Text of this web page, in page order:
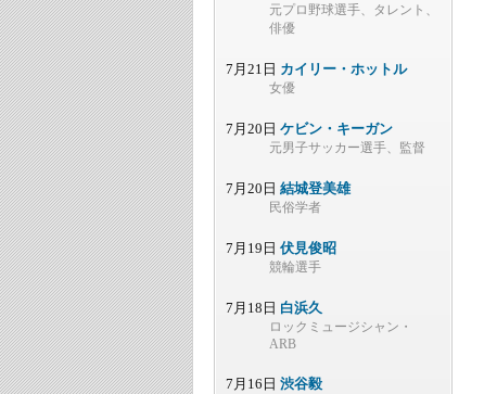
元プロ野球選手、タレント、
俳優
7月21日 カイリー・ホットル
女優
7月20日 ケビン・キーガン
元男子サッカー選手、監督
7月20日 結城登美雄
民俗学者
7月19日 伏見俊昭
競輪選手
7月18日 白浜久
ロックミュージシャン・
ARB
7月16日 渋谷毅